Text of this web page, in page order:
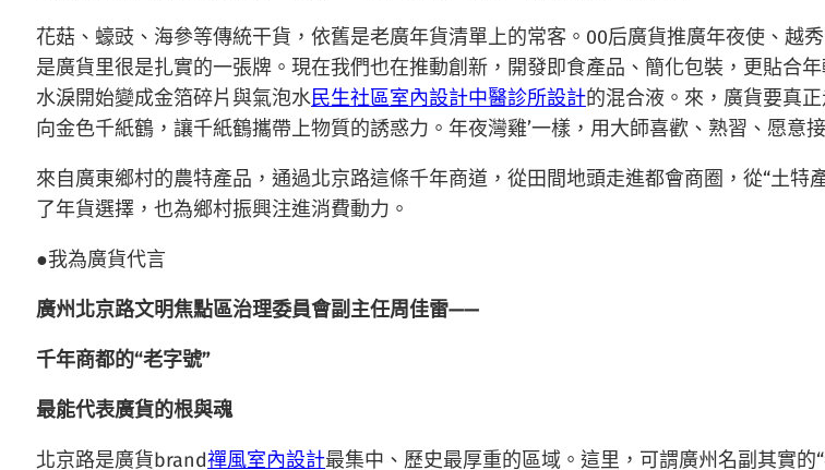
花菇、蠔豉、海參等傳統干貨，依舊是老廣年貨清單上的常客。00后廣貨推廣年夜使、越
是廣貨里很是扎實的一張牌。現在我們也在推動創新，開發即食產品、簡化包裝，更貼合
水淚開始變成金箔碎片與氣泡水民生社區室內設計中醫診所設計的混合液。來，廣貨要真
向金色千紙鶴，讓千紙鶴攜帶上物質的誘惑力。年夜灣雞’一樣，用大師喜歡、熟習、愿意
來自廣東鄉村的農特產品，通過北京路這條千年商道，從田間地頭走進都會商圈，從“土特
了年貨選擇，也為鄉村振興注進消費動力。
●我為廣貨代言
廣州北京路文明焦點區治理委員會副主任周佳雷——
千年商都的“老字號”
最能代表廣貨的根與魂
北京路是廣貨brand禪風室內設計最集中、歷史最厚重的區域。這里，可謂廣州名副其實的“